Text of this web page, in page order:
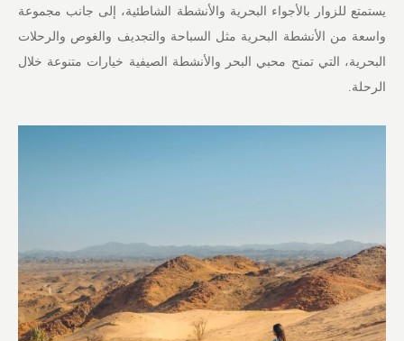
يستمتع للزوار بالأجواء البحرية والأنشطة الشاطئية، إلى جانب مجموعة
واسعة من الأنشطة البحرية مثل السباحة والتجديف والغوص والرحلات
البحرية، التي تمنح محبي البحر والأنشطة الصيفية خيارات متنوعة خلال
الرحلة.